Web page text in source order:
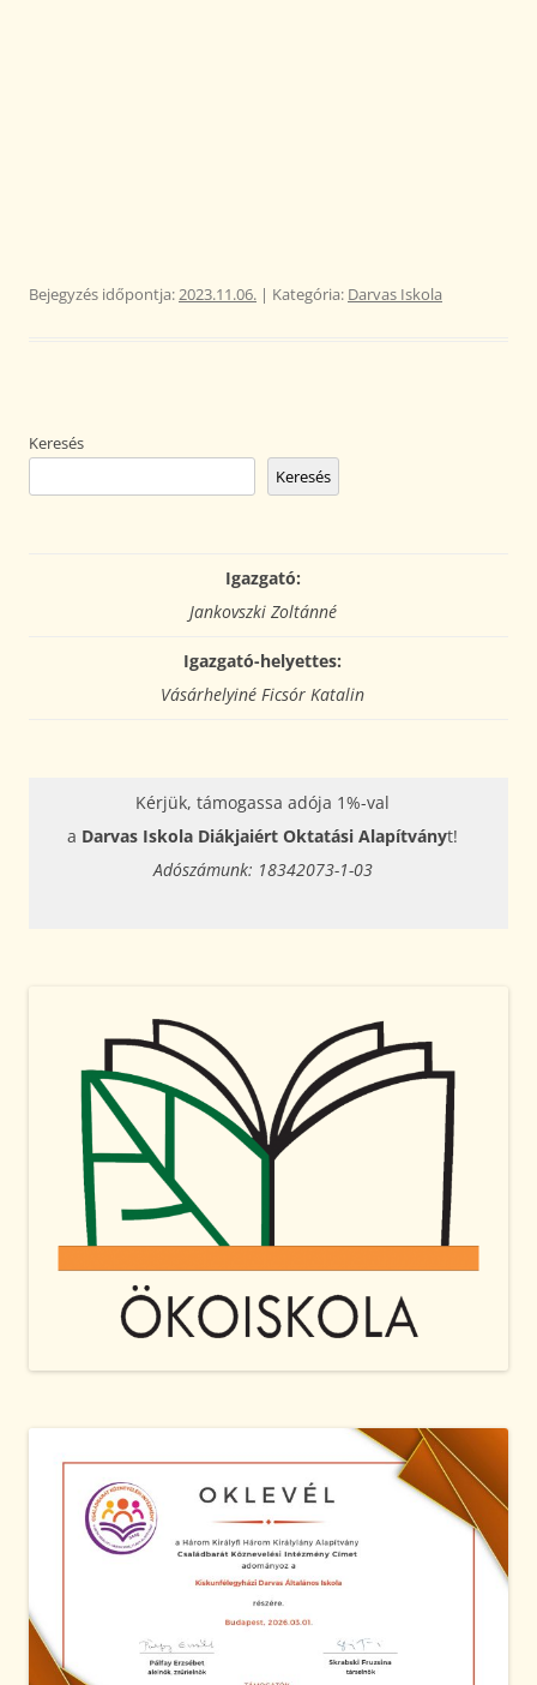
Bejegyzés időpontja:2023.11.06. | Kategória: Darvas Iskola
Keresés
Keresés
Igazgató:
Jankovszki Zoltánné
Igazgató-helyettes:
Vásárhelyiné Ficsór Katalin
Kérjük, támogassa adója 1%-val
a Darvas Iskola Diákjaiért Oktatási Alapítványt!
Adószámunk: 18342073-1-03